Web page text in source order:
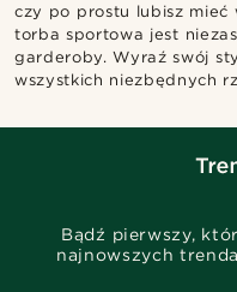
czy po prostu lubisz mieć
torba sportowa jest
garderoby. Wyraź swój
wszystkich niezbędnych
Bądź pierwszy,
najnowszych